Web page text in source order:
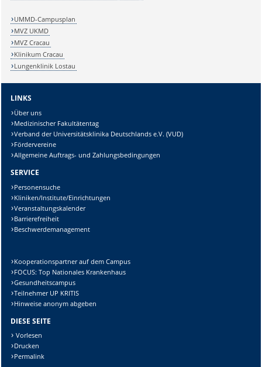
UMMD-Campusplan
MVZ UKMD
MVZ Cracau
Klinikum Cracau
Lungenklinik Lostau
LINKS
Über uns
Medizinischer Fakultätentag
Verband der Universitätsklinika Deutschlands e.V. (VUD)
Fördervereine
Allgemeine Auftrags- und Zahlungsbedingungen
SERVICE
Personensuche
Kliniken/Institute/Einrichtungen
Veranstaltungskalender
Barrierefreiheit
Beschwerdemanagement
Kooperationspartner auf dem Campus
FOCUS: Top Nationales Krankenhaus
Gesundheitscampus
Teilnehmer UP KRITIS
Hinweise anonym abgeben
DIESE SEITE
Vorlesen
Drucken
Permalink